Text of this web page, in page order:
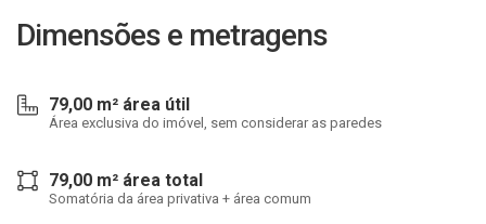
Dimensões e metragens
79,00 m² área útil
Área exclusiva do imóvel, sem considerar as paredes
79,00 m² área total
Somatória da área privativa + área comum